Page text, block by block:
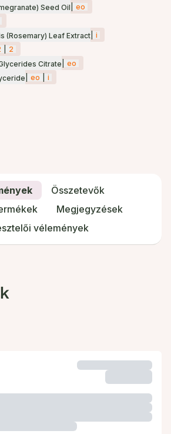
Seed Oil
eo
(Rosemary) Leaf Extract i
2
Citrate
eo
eo i
Összetevők
Megjegyzések
vélemények